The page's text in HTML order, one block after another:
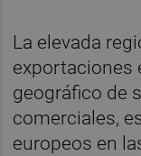
La elevada
exportaciones
geográfico de
comerciales,
europeos en